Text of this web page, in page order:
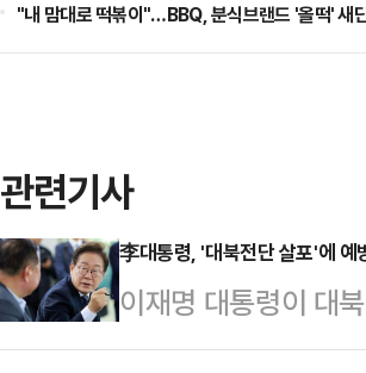
"내 맘대로 떡볶이"…BBQ, 분식브랜드 '올떡' 새
관련기사
李대통령, '대북전단 살포'에 예
이재명 대통령이 대
을 지시했다.강유정